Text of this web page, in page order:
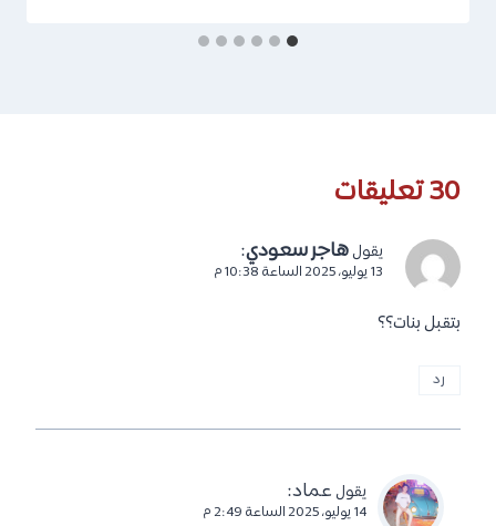
30 تعليقات
يقول هاجر سعودي:
13 يوليو، 2025 الساعة 10:38 م
بتقبل بنات؟؟
رد
يقول عماد:
14 يوليو، 2025 الساعة 2:49 م